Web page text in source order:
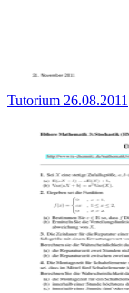
Tutorium 26.08.2011